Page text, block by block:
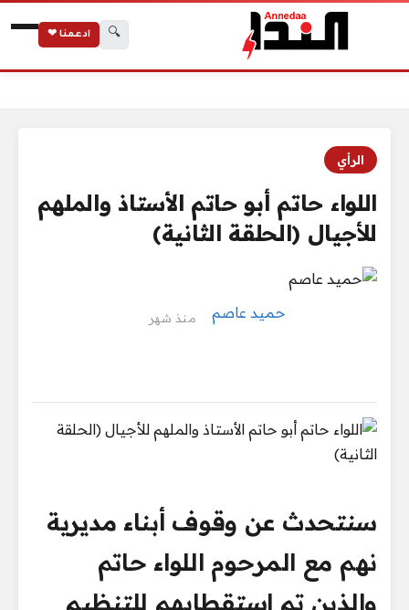
🔍 ادعمنا ❤
الرأي
اللواء حاتم أبو حاتم الأستاذ والملهم
للأجيال (الحلقة الثانية)
حميد عاصم منذ شهر
سنتحدث عن وقوف أبناء مديرية
نهم مع المرحوم اللواء حاتم
والذين تم استقطابهم للتنظيم